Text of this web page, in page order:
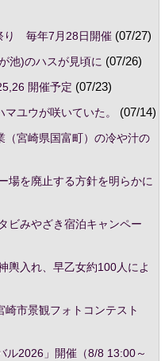
越祭り 毎年7月28日開催(07/27)
池)のハスが見頃に (07/26)
開催予定 (07/23)
ユウが咲いていた。
(07/14)
宮崎県国富町）の冷や汁の
場を廃止する方針を明らかに
ビみやざき宿泊キャンペー
輿入れ、早乙女約100人によ
崎市景観フォトコンテスト
ル2026」開催（8/8 13:00～